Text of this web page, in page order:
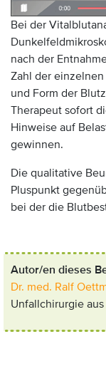
Bei der
nach der
Zahl der
und Form der
Therapeut sofort
Hinweise auf
gewinnen.
Die qualitative
Pluspunkt
bei der die
Anzeige:
Autor/en dieses
Dr. med. Ralf
Unfallchirurgie aus